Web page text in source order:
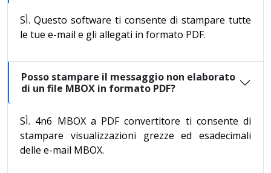
SÌ. Questo software ti consente di stampare tutte
le tue e-mail e gli allegati in formato PDF.
Posso stampare il messaggio non elaborato
di un file MBOX in formato PDF?
SÌ. 4n6 MBOX a PDF convertitore ti consente di
stampare visualizzazioni grezze ed esadecimali
delle e-mail MBOX.